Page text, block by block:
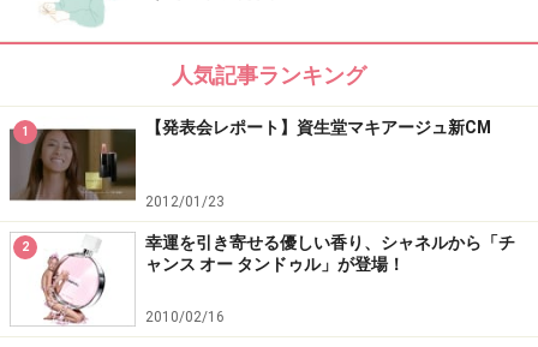
人気記事ランキング
1 【発表会レポート】資生堂マキアージュ新CM
2012/01/23
2
幸運を引き寄せる優しい香り、シャネルから「チ
ャンス オー タンドゥル」が登場！
2010/02/16